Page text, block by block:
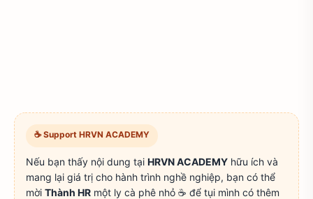
☕ Support HRVN ACADEMY
Nếu bạn thấy nội dung tại HRVN ACADEMY hữu ích và
mang lại giá trị cho hành trình nghề nghiệp, bạn có thể
mời Thành HR một ly cà phê nhỏ ☕ để tụi mình có thêm